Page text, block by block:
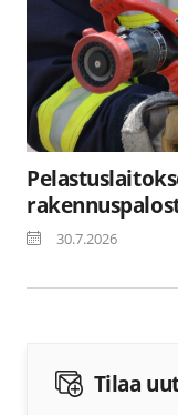
30.7.2026
Tilaa